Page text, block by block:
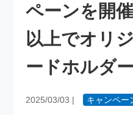
ペーンを開
以上でオリ
ードホルダ
2025/03/03 | キャンペー